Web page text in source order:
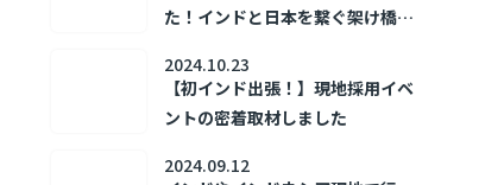
た！インドと日本を繋ぐ架け橋、
ところ？
【初インド出張！】現地採用イベ
ントの密着取材しました
2024.10.23
2024.09.12